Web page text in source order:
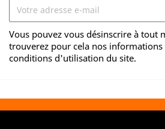
Vous pouvez vous désinscrire à tout
trouverez pour cela nos informations
conditions d'utilisation du site.